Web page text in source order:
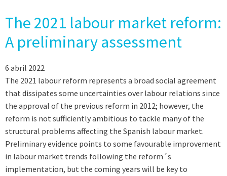
The 2021 labour market reform:
A preliminary assessment
6 abril 2022
The 2021 labour reform represents a broad social agreement
that dissipates some uncertainties over labour relations since
the approval of the previous reform in 2012; however, the
reform is not sufficiently ambitious to tackle many of the
structural problems affecting the Spanish labour market.
Preliminary evidence points to some favourable improvement
in labour market trends following the reform´s
implementation, but the coming years will be key to